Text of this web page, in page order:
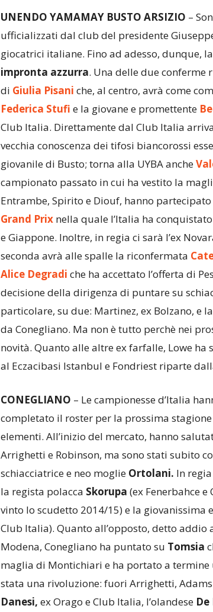
UNENDO YAMAMAY BUSTO ARSIZIO –
ufficializzati dal club del presidente
giocatrici italiane. Fino ad adesso, dunque,
impronta azzurra. Una delle due conferme
di Giulia Pisani che, al centro, avrà come
Federica Stufi e la giovane e promettente
Club Italia. Direttamente dal Club Italia
vecchia conoscenza dei tifosi biancorossi
giovanile di Busto; torna alla UYBA anche
campionato passato in cui ha vestito la
Entrambe, Spirito e Diouf, hanno
Grand Prixnella quale l’Italia ha
e Giappone. Inoltre, in regia ci sarà l’ex
seconda avrà alle spalle la riconfermata
Alice Degradi che ha accettato l’offerta di
decisione della dirigenza di puntare su
particolare, su due: Martinez, ex Bolzano, e
da Conegliano. Ma non è tutto perchè nei
novità. Quanto alle altre ex farfalle, Lowe ha
al Eczacibasi Istanbul e Fondriest riparte
CONEGLIANO – Le campionesse d’Italia
completato il roster per la prossima
elementi. All’inizio del mercato, hanno
Arrighetti e Robinson, ma sono stati subito
schiacciatrice e neo moglie Ortolani. In
la regista polacca Skorupa (ex Fenerbahce
vinto lo scudetto 2014/15) e la giovanissima
Club Italia). Quanto all’opposto, detto addio
Modena, Conegliano ha puntato su Tomsia
maglia di Montichiari e ha portato a termine
stata una rivoluzione: fuori Arrighetti,
Danesi, ex Orago e Club Italia, l’olandese De